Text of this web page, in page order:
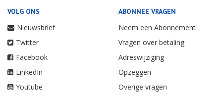
VOLG ONS
Nieuwsbrief
Twitter
Facebook
LinkedIn
Youtube
ABONNEE VRAGEN
Neem een Abonnement
Vragen over betaling
Adreswijziging
Opzeggen
Overige vragen